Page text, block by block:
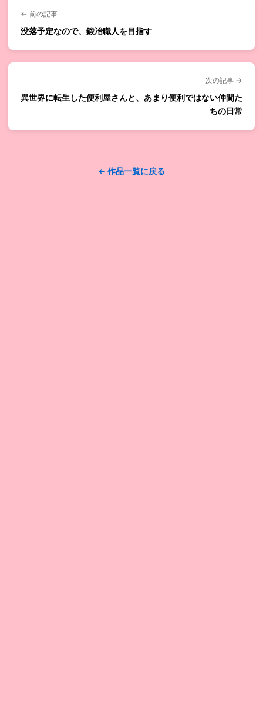
← 前の記事
没落予定なので、鍛冶職人を目指す
次の記事 →
異世界に転生した便利屋さんと、あまり便利ではない仲間た
ちの日常
← 作品一覧に戻る